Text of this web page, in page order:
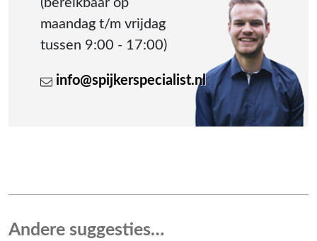
(bereikbaar op
maandag t/m vrijdag
tussen 9:00 - 17:00)
info@spijkerspecialist.nl
Andere suggesties…